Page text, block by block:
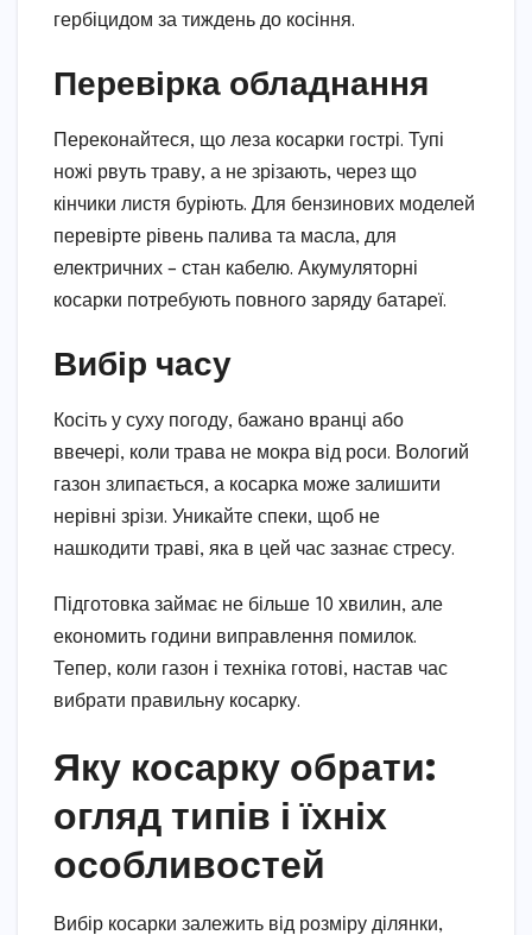
гербіцидом за тиждень до косіння.
Перевірка обладнання
Переконайтеся, що леза косарки гострі. Тупі
ножі рвуть траву, а не зрізають, через що
кінчики листя буріють. Для бензинових моделей
перевірте рівень палива та масла, для
електричних – стан кабелю. Акумуляторні
косарки потребують повного заряду батареї.
Вибір часу
Косіть у суху погоду, бажано вранці або
ввечері, коли трава не мокра від роси. Вологий
газон злипається, а косарка може залишити
нерівні зрізи. Уникайте спеки, щоб не
нашкодити траві, яка в цей час зазнає стресу.
Підготовка займає не більше 10 хвилин, але
економить години виправлення помилок.
Тепер, коли газон і техніка готові, настав час
вибрати правильну косарку.
Яку косарку обрати:
огляд типів і їхніх
особливостей
Вибір косарки залежить від розміру ділянки,